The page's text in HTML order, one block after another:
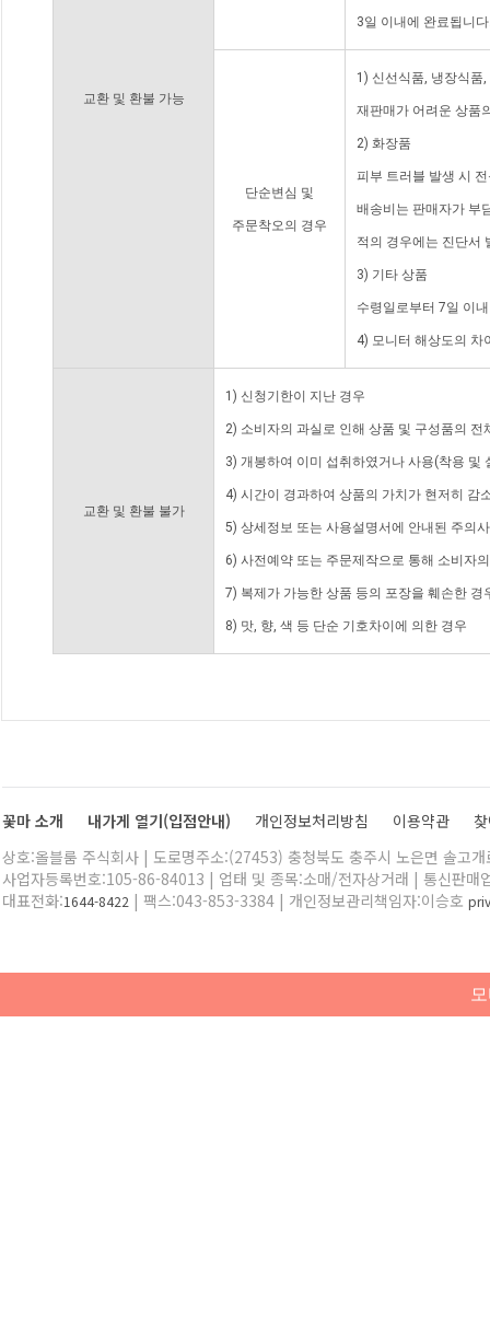
교환 및 환불 가능
3일 이내에 완료됩니
단순변심 및
주문착오의 경우
1) 신선식품, 냉장식품
재판매가 어려운 상품
2) 화장품
피부 트러블 발생 시
배송비는 판매자가 부
적의 경우에는 진단서
3) 기타 상품
수령일로부터 7일 이
4) 모니터 해상도의 차
교환 및 환불 불가
1) 신청기한이 지난 경우
2) 소비자의 과실로 인해 상품 및 구성품의
3) 개봉하여 이미 섭취하였거나 사용(착용 및
4) 시간이 경과하여 상품의 가치가 현저히 감
5) 상세정보 또는 사용설명서에 안내된 주의
6) 사전예약 또는 주문제작으로 통해 소비자
7) 복제가 가능한 상품 등의 포장을 훼손한 경
8) 맛, 향, 색 등 단순 기호차이에 의한 경우
꽃마 소개 내가게 열기(입점안내) 개인정보처리방침 이용약관
상호:올블룸 주식회사 | 도로명주소:(27453) 충청북도 충주시 노은면 솔고
사업자등록번호:105-86-84013 | 업태 및 종목:소매/전자상거래 | 통신판매
대표전화:1644-8422 | 팩스:043-853-3384 | 개인정보관리책임자:이승호